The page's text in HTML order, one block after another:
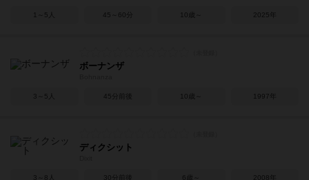
1～5人 45～60分 10歳～ 2025年
ボーナンザ
3～5人 45分前後 10歳～ 1997年
ディクシット
3～8人 30分前後 6歳～ 2008年